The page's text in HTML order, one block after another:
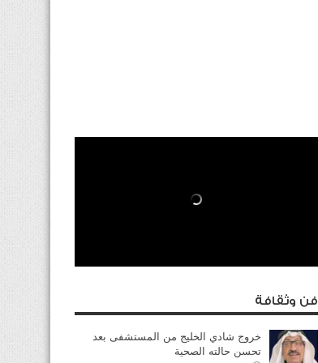
فن وثقافة
خروج شادي الخليج من المستشفى بعد
تحسن حالته الصحية